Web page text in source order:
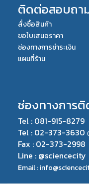
ติดต่อสอบถา
สั่งซื้อสินค้า
ขอใบเสนอราคา
ช่องทางการชำระเงิน
แผนที่ร้าน
ช่องทางการ
Tel : 081-915-8279
Tel : 02-373-3630
Fax : 02-373-2998
Line : @sciencecity
Email :